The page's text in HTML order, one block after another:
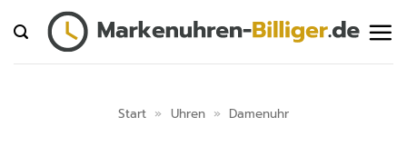
Inhalt
springen
Start » Uhren » Damenuhr